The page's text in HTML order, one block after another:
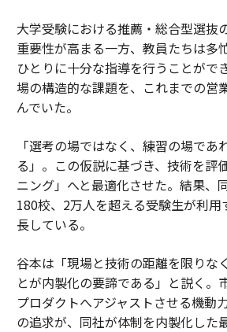
大学受験における推薦・総合型選抜
重要性が高まる一方、教員たちは多
ひとりに十分な指導を行うことがで
場の構造的な課題を、これまでの営
んでいた。
「選考の場ではなく、練習の場であ
る」。この仮説に基づき、技術を評
ニング」へと最適化させた。結果、
180校、2万人を超える受験生が利用
長している。
谷本は「現場と技術の距離を限りな
とが内製化の要諦である」と説く。
プロダクトへアジャストさせる機動
の追求が、同社が体制を内製化した